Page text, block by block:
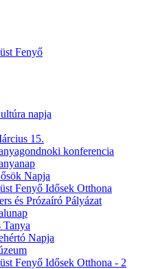
Fenyő
napja
15.
konferencia
Napja
Fenyő Idősek Otthona
és Prózaíró Pályázat
Tanya
Napja
Fenyő Idősek Otthona - 2